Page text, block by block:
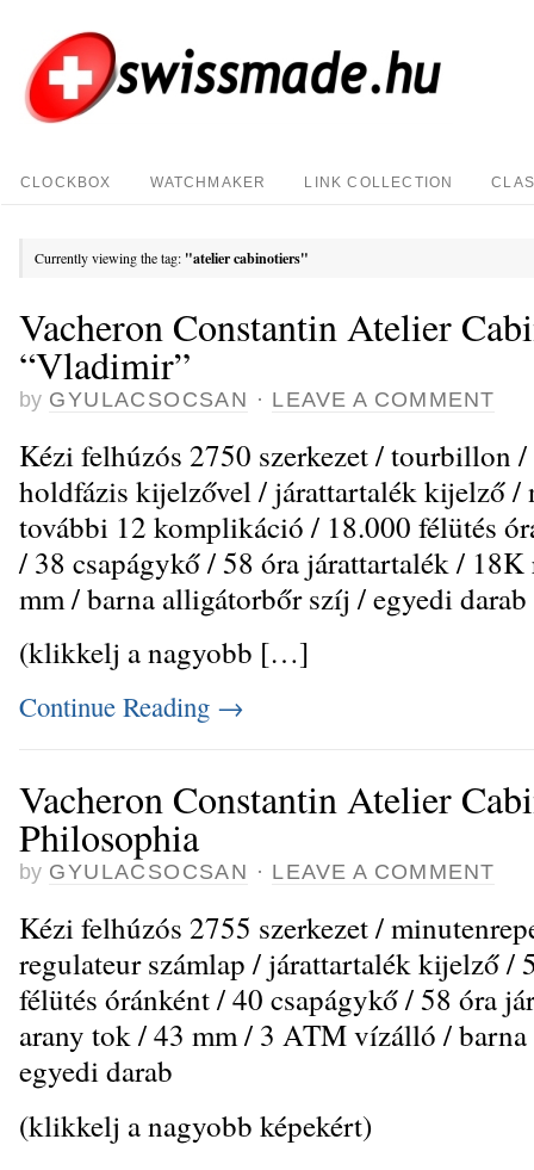
CLOCKBOX WATCHMAKER LINK COLLECTION
Currently viewing the tag: "atelier cabinotiers"
Vacheron Constantin Atelier
“Vladimir”
by GYULACSOCSAN · LEAVE A COMMENT
Kézi felhúzós 2750 szerkezet / tourbillon
holdfázis kijelzővel / járattartalék kijelző /
további 12 komplikáció / 18.000 félütés
/ 38 csapágykő / 58 óra járattartalék /
mm / barna alligátorbőr szíj / egyedi darab
(klikkelj a nagyobb […]
Continue Reading →
Vacheron Constantin Atelier
Philosophia
by GYULACSOCSAN · LEAVE A COMMENT
Kézi felhúzós 2755 szerkezet /
regulateur számlap / járattartalék kijelző /
félütés óránként / 40 csapágykő / 58 óra
arany tok / 43 mm / 3 ATM vízálló /
egyedi darab
(klikkelj a nagyobb képekért)